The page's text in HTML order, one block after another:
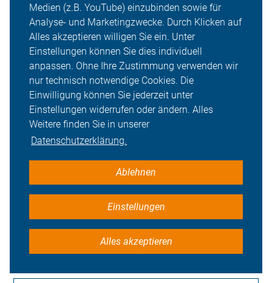
Medien (z.B. YouTube) einzubinden sowie für
Analyse- und Marketingzwecke. Durch Klicken auf
Alles akzeptieren willigen Sie ein. Unter
Einstellungen können Sie dies individuell
anpassen. Ohne Ihre Zustimmung verwenden wir
nur technisch notwendige Cookies. Die
Einwilligung können Sie jederzeit unter
Einstellungen widerrufen oder ändern. Alles
Weitere finden Sie in unserer
Datenschutzerklärung.
Ablehnen
Einstellungen
Alles akzeptieren
Was bringt mir eine ADFC-
Mitgliedschaft?
Was muss ich beachten, um mein
Fahrrad verkehrssicher zu machen?
Worauf sollte ich als Radfahrer achten?
Was ist der Unterschied zwischen
Pedelecs und E-Bikes?